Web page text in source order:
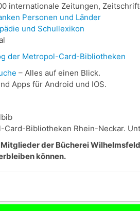
internationale Zeitungen,
Personen und Länder
und Schullexikon
der Metropol-Card-Bibliotheken
– Alles auf einen Blick.
Apps für Android und IOS.
Card-Bibliotheken Rhein-Neckar.
der Bücherei
können.